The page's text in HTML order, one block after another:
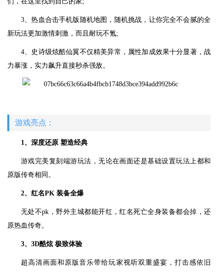
3、热血合击手机版随机地图，随机挑战，让你完全不会腻的全
新玩法更加激情刺激，而且耐玩不氪;
4、史诗级炫酷仙翼不仅精美异常，属性加成效果十分显著，战
力暴涨，实力飙升直接秒杀强敌。
游戏亮点：
1、深度还原 塑造经典
游戏完美复刻端游玩法，无论在画面还是基础设置玩法上都和
原版传奇相同。
2、红名PK 装备全爆
无处不pk，野外主城都能开红，红名死亡全身装备都会掉，还
原热血传奇。
3、3D酷炫 极致体验
超高清画面和原版音乐带给玩家视听双重盛宴，打击感依旧